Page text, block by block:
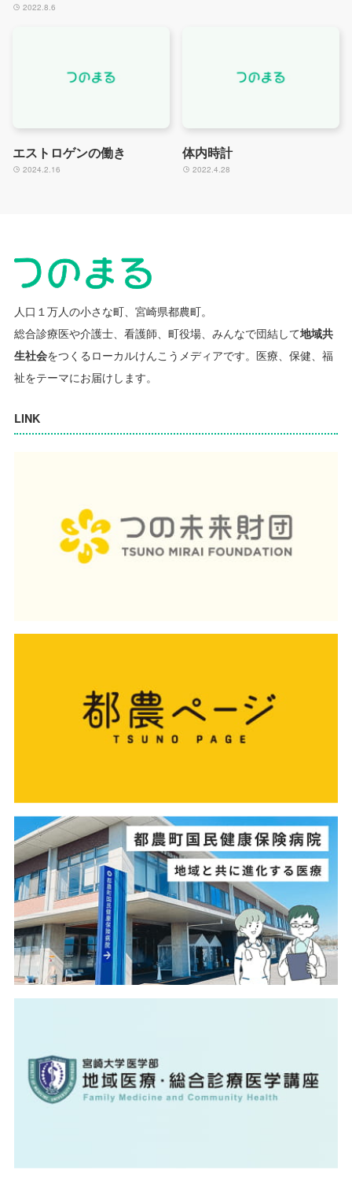
2022.8.6
エストロゲンの働き
2024.2.16
体内時計
2022.4.28
人口１万人の小さな町、宮崎県都農町。
総合診療医や介護士、看護師、町役場、みんなで団結して地域共
生社会をつくるローカルけんこうメディアです。 医療、保健、福
祉をテーマにお届けします。
LINK